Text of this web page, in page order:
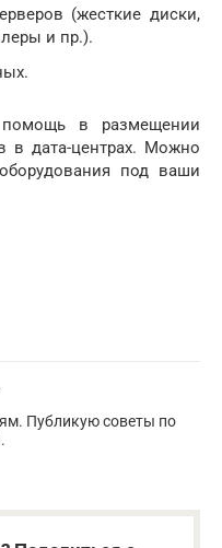
(жесткие диски,
и пр.).
в размещении
в дата-центрах. Можно
под ваши
Публикую советы по